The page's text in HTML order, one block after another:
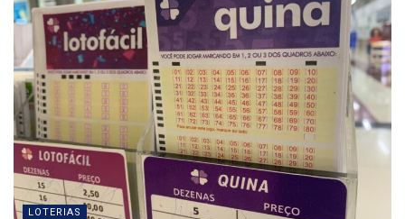
LOTERIAS